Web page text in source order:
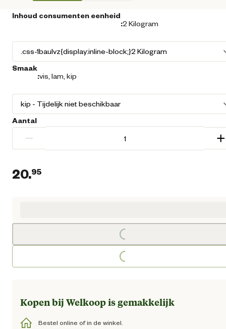
Inhoud consumenten eenheid
:2 Kilogram
Smaak
:vis, lam, kip
Aantal
− +
20.95
Loading...
Loading...
Kopen bij Welkoop is gemakkelijk
Bestel online of in de winkel.